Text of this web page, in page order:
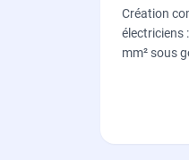
Création
électriciens
mm² sous
conforme